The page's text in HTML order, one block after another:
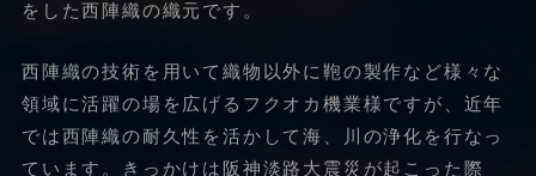
をした西陣織の織元です。
西陣織の技術を用いて織物以外に鞄の製作など様々な
領域に活躍の場を広げるフクオカ機業様ですが、近年
では西陣織の耐久性を活かして海、川の浄化を行なっ
ています。きっかけは阪神淡路大震災が起こった際